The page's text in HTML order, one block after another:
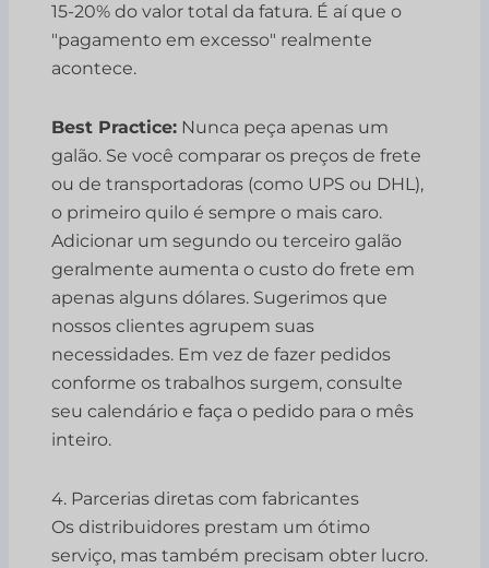
15-20% do valor total da fatura. É aí que o
"pagamento em excesso" realmente
acontece.
Best Practice: Nunca peça apenas um
galão. Se você comparar os preços de frete
ou de transportadoras (como UPS ou DHL),
o primeiro quilo é sempre o mais caro.
Adicionar um segundo ou terceiro galão
geralmente aumenta o custo do frete em
apenas alguns dólares. Sugerimos que
nossos clientes agrupem suas
necessidades. Em vez de fazer pedidos
conforme os trabalhos surgem, consulte
seu calendário e faça o pedido para o mês
inteiro.
4. Parcerias diretas com fabricantes
Os distribuidores prestam um ótimo
serviço, mas também precisam obter lucro.